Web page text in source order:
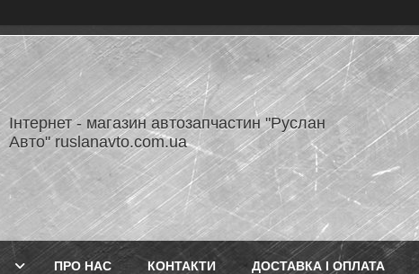
Інтернет - магазин автозапчастин "Руслан
Авто" ruslanavto.com.ua
ПРО НАС КОНТАКТИ ДОСТАВКА І ОПЛАТА